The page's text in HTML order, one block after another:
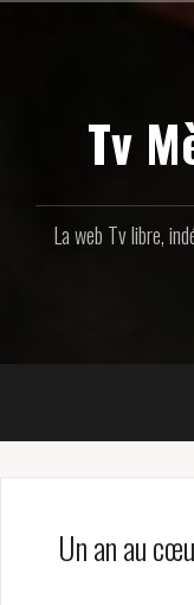
Tv
La web Tv libre,
Un an au